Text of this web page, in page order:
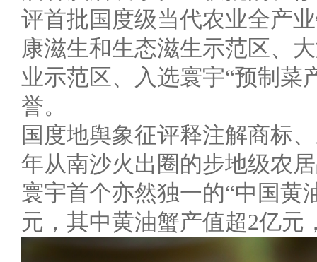
评首批国度级当代农业全产
康滋生和生态滋生示范区、
业示范区、入选寰宇“预制菜
誉。
国度地舆象征评释注解商标
年从南沙火出圈的步地级农
寰宇首个亦然独一的“中国黄
元，其中黄油蟹产值超2亿元